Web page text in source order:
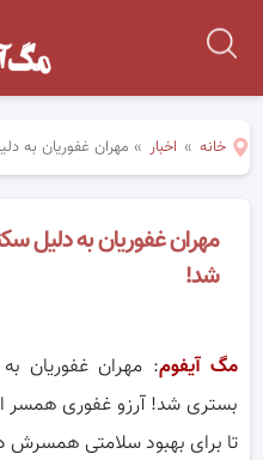
خانه » اخبار » مهران غفوریان به
مهران غفوریان به دلیل
شد!
مگ آیفوم: مهران غفوریان
بستری شد! آرزو غفوری همسر
تا برای بهبود سلامتی همسرش